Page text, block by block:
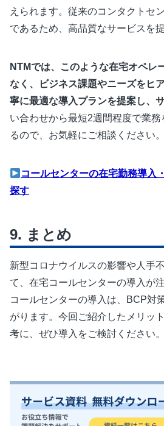
えられます。従来のコンタクトセ
であるため、高品質なサービスを
NTMでは、このような在宅オペレ
なく、ビジネス課題やニーズをヒ
寧に最適な導入プランを提案し、
い合わせから最短2週間程度で業務
るので、お気軽にご相談ください。
コールセンターの在宅勤務導入
探す
まとめ
新型コロナウイルスの影響や人手
て、在宅コールセンターの導入が
コールセンターの導入は、BCP対
がります。今回ご紹介したメリッ
考に、ぜひ導入をご検討ください。